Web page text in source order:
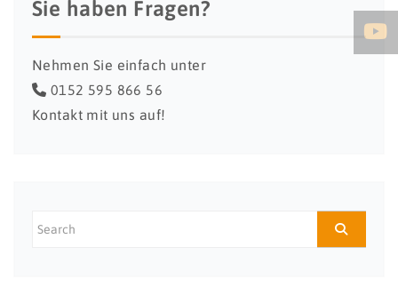
Sie haben Fragen?
Nehmen Sie einfach unter
0152 595 866 56
Kontakt mit uns auf!